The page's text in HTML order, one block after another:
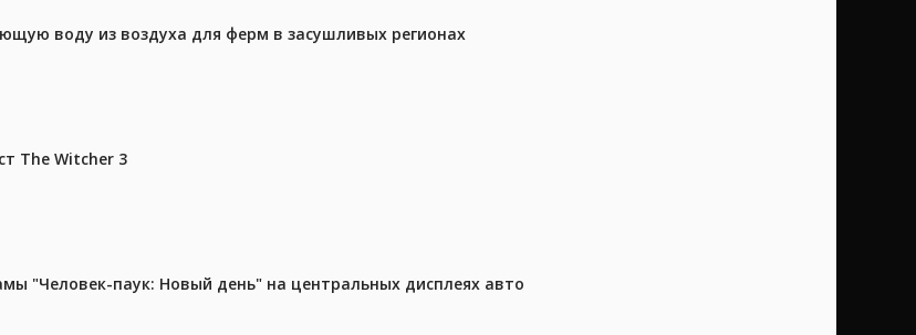
воду из воздуха для ферм в засушливых регионах
The Witcher 3
"Человек-паук: Новый день" на центральных дисплеях авто